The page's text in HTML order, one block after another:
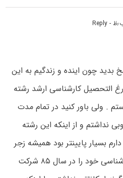
- Reply
بدید چون اینده و زندگیم به این
التحصیل کارشناسی ارشد رشته
. ولی باور کنید در تمام مدت
و از اینکه این رشته
بسیار پایینتر بود همیشه زجر
کشیدم. من وقتی که کنکور کارشناسی خود را در سال ۸۵ شرکت